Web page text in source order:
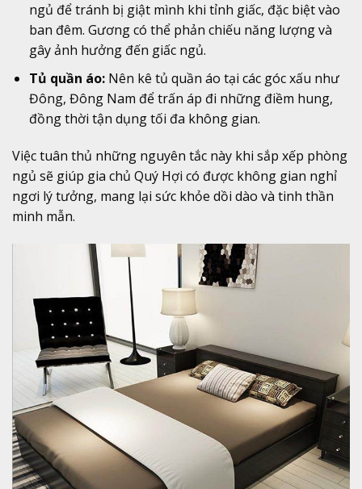
ngủ để tránh bị giật mình khi tỉnh giấc, đặc biệt vào
ban đêm. Gương có thể phản chiếu năng lượng và
gây ảnh hưởng đến giấc ngủ.
Tủ quần áo:Nên kê tủ quần áo tại các góc xấu như
Đông, Đông Nam để trấn áp đi những điềm hung,
đồng thời tận dụng tối đa không gian.
Việc tuân thủ những nguyên tắc này khi sắp xếp phòng
ngủ sẽ giúp gia chủ Quý Hợi có được không gian nghỉ
ngơi lý tưởng, mang lại sức khỏe dồi dào và tinh thần
minh mẫn.